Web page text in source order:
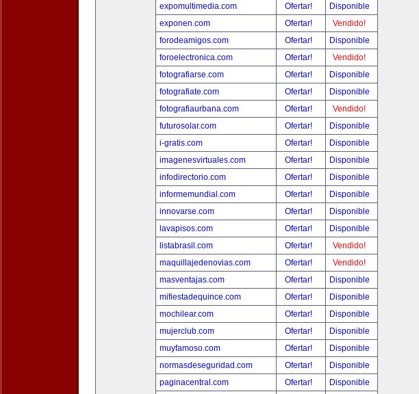
expomultimedia.com
Ofertar!
Disponible
exponen.com
Ofertar!
Vendido!
forodeamigos.com
Ofertar!
Disponible
foroelectronica.com
Ofertar!
Vendido!
fotografiarse.com
Ofertar!
Disponible
fotografiate.com
Ofertar!
Disponible
fotografiaurbana.com
Ofertar!
Vendido!
futurosolar.com
Ofertar!
Disponible
i-gratis.com
Ofertar!
Disponible
imagenesvirtuales.com
Ofertar!
Disponible
infodirectorio.com
Ofertar!
Disponible
informemundial.com
Ofertar!
Disponible
innovarse.com
Ofertar!
Disponible
lavapisos.com
Ofertar!
Disponible
listabrasil.com
Ofertar!
Vendido!
maquillajedenovias.com
Ofertar!
Vendido!
masventajas.com
Ofertar!
Disponible
mifiestadequince.com
Ofertar!
Disponible
mochilear.com
Ofertar!
Disponible
mujerclub.com
Ofertar!
Disponible
muyfamoso.com
Ofertar!
Disponible
normasdeseguridad.com
Ofertar!
Disponible
paginacentral.com
Ofertar!
Disponible